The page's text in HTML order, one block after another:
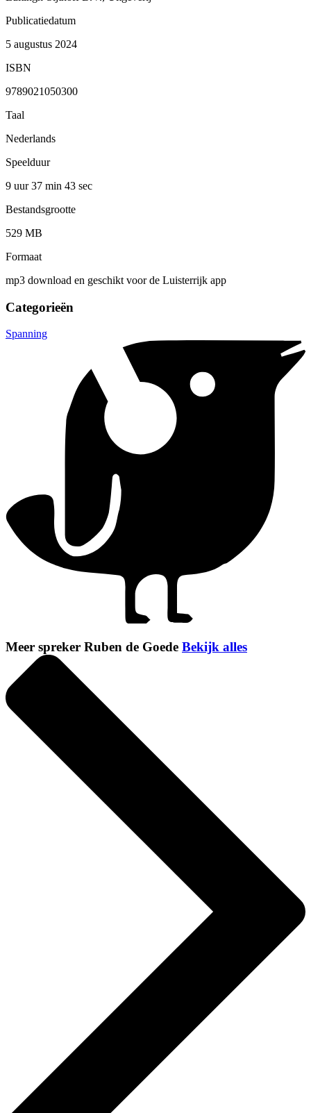
Publicatiedatum
5 augustus 2024
ISBN
9789021050300
Taal
Nederlands
Speelduur
9 uur 37 min 43 sec
Bestandsgrootte
529 MB
Formaat
mp3 download en geschikt voor de Luisterrijk app
Categorieën
Spanning
Meer spreker Ruben de Goede Bekijk alles